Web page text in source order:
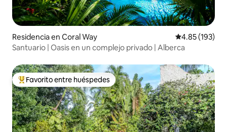
Residencia en Coral Way Calificación
4.85 (193)
Santuario | Oasis en un complejo privado | Alberca
De los mejores en Favorito entre huéspedes
Favorito entre huéspedes